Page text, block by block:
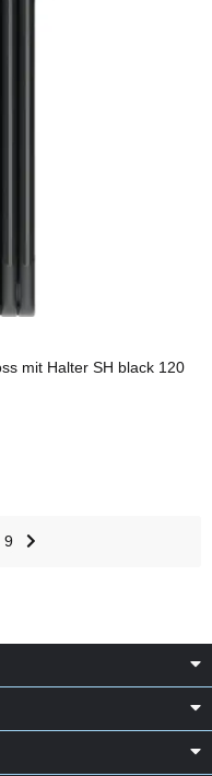
mit Halter SH black 120
9